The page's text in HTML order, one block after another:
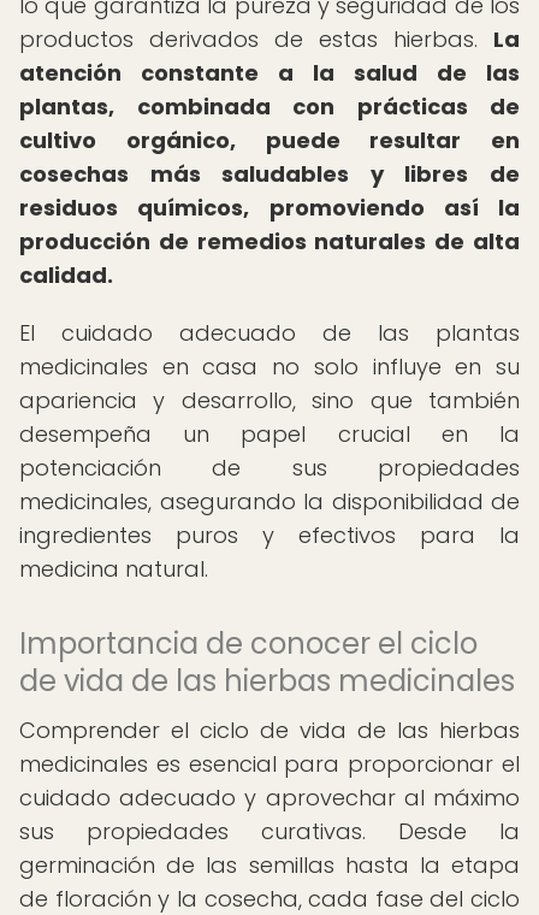
productos derivados de estas hierbas. La
atención constante a la salud de las
plantas, combinada con prácticas de
cultivo orgánico, puede resultar en
cosechas más saludables y libres de
residuos químicos, promoviendo así la
producción de remedios naturales de alta
calidad.
El cuidado adecuado de las plantas
medicinales en casa no solo influye en su
apariencia y desarrollo, sino que también
desempeña un papel crucial en la
potenciación de sus propiedades
medicinales, asegurando la disponibilidad de
ingredientes puros y efectivos para la
medicina natural.
Importancia de conocer el ciclo
de vida de las hierbas medicinales
Comprender el ciclo de vida de las hierbas
medicinales es esencial para proporcionar el
cuidado adecuado y aprovechar al máximo
sus propiedades curativas. Desde la
germinación de las semillas hasta la etapa
de floración y la cosecha, cada fase del ciclo